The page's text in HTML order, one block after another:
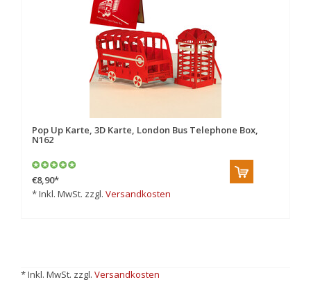
Pop Up Karte, 3D Karte, London Bus Telephone Box,
N162
€8,90*
* Inkl. MwSt. zzgl. Versandkosten
* Inkl. MwSt. zzgl. Versandkosten